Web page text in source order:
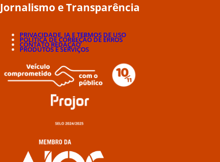
Jornalismo e Transparência
PRIVACIDADE, IA E TERMOS DE USO
POLÍTICA DE CORREÇÃO DE ERROS
CONTATO REDAÇÃO
PRODUTOS E SERVIÇOS